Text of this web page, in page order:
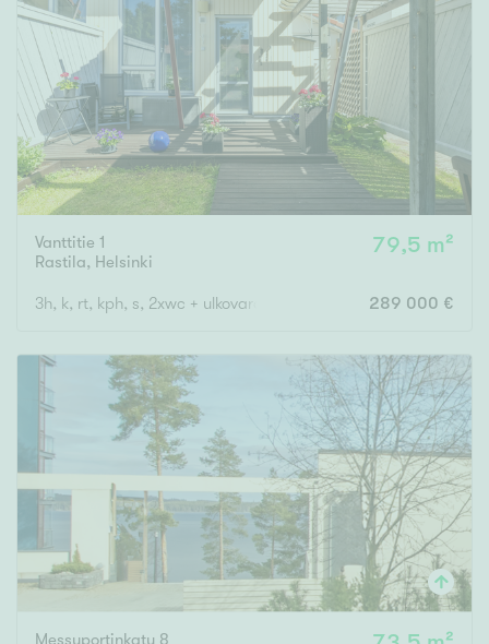
Vanttitie 1
Rastila, Helsinki
79,5 m²
3h, k, rt, kph, s, 2xwc + ulkovarasto ja piha 289 000 €
Messuportinkatu 8